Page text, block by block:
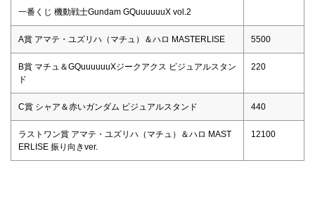
一番くじ 機動戦士Gundam GQuuuuuuX vol.2
A賞 アマテ・ユズリハ（マチュ）＆ハロ MASTERLISE 5500
B賞 マチュ＆GQuuuuuuXジークアクス ビジュアルスタン
ド
220
C賞 シャア＆赤いガンダム ビジュアルスタンド 440
ラストワン賞 アマテ・ユズリハ（マチュ）＆ハロ MAST
ERLISE 振り向きver.
12100